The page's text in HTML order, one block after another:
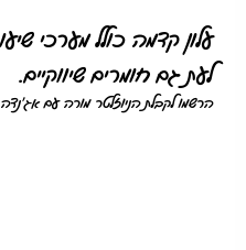
עלון קדמה כולל מערכי
לעת גם חומרים שיווקיים.
הרשמו לקבלת הניוזלטר מורה עם אג'נדה